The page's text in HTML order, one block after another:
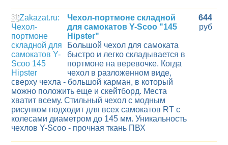
31
Чехол-портмоне складной
для самокатов Y-Scoo "145
Hipster"
Большой чехол для самоката
быстро и легко складывается в
портмоне на веревочке. Когда
чехол в разложенном виде,
сверху чехла - большой карман, в который
можно положить еще и скейтборд. Места
хватит всему. Стильный чехол с модным
рисунком подходит для всех самокатов RT с
колесами диаметром до 145 мм. Уникальность
чехлов Y-Scoo - прочная ткань ПВХ
644
руб